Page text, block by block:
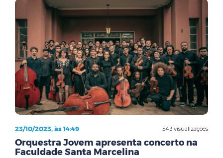
543 visualizações
23/10/2023, às 14:49
Orquestra Jovem apresenta concerto na
Faculdade Santa Marcelina